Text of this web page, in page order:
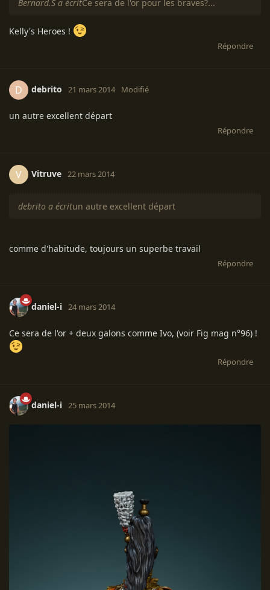
Bernard.S a écritCe sera de l'or pour les braves?...
Kelly's Heroes !
Répondre
D debrito 21 mars 2014 Modifié
un autre excellent départ
Répondre
V Vitruve 22 mars 2014
debrito a écritun autre excellent départ
comme d'habitude, toujours un superbe travail
Répondre
daniel-i 24 mars 2014
Ce sera de l'or + deux galons comme Ivo, (voir Fig mag n°96) !
Répondre
daniel-i 25 mars 2014